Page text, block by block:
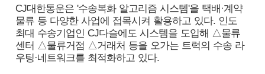
CJ대한통운은 '수송복화 알고리즘 시스템'을 택배·계약
물류 등 다양한 사업에 접목시켜 활용하고 있다. 인도
최대 수송기업인 CJ다슬에도 시스템을 도입해 △물류
센터 △물류거점 △거래처 등을 오가는 트럭의 수송 라
우팅·네트워크를 최적화하고 있다.